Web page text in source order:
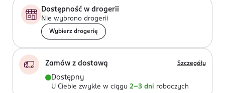
Dostępność w drogerii
Nie wybrano drogerii
Wybierz drogerię
Zamów z dostawą Szczegóły
Dostępny
U Ciebie zwykle w ciągu 2-3 dni roboczych